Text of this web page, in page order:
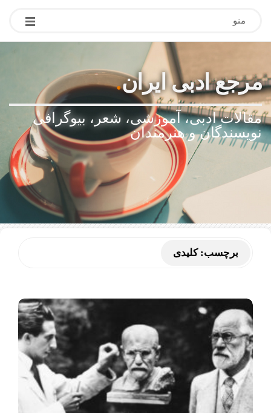
منو
مرجع ادبی ایران.
مقالات ادبی، آموزشی، شعر، بیوگرافی
نویسندگان و هنرمندان
برچسب:کلیدی